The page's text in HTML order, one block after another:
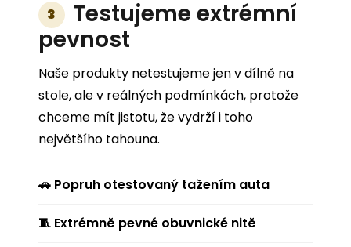
3
Testujeme extrémní
pevnost
Naše produkty netestujeme jen v dílně na
stole, ale v reálných podmínkách, protože
chceme mít jistotu, že vydrží i toho
největšího tahouna.
🚗 Popruh otestovaný tažením auta
🧵 Extrémně pevné obuvnické nitě